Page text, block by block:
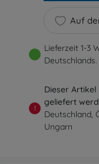
Auf
Lieferzeit 1-3
Deutschlands.
!
Dieser
geliefert
Deutschland,
Ungarn